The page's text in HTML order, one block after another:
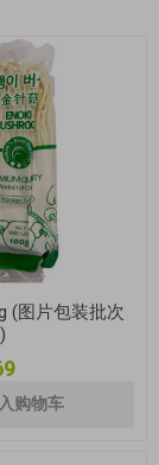
(图片包装批次